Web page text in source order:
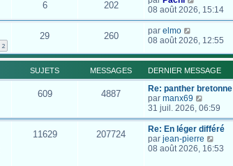
6 202
08 août 2026, 15:14
2
29 260 par elmo
08 août 2026, 12:55
SUJETS MESSAGES DERNIER MESSAGE
609 4887
Re: panther bretonne
par manx69
o
n
s
u
l
31 juil. 2026, 06:59
11629 207724
Re: En léger différé
par jean-pierre
o
08 août 2026, 16:53